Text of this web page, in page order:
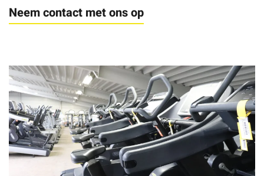
Neem contact met ons op